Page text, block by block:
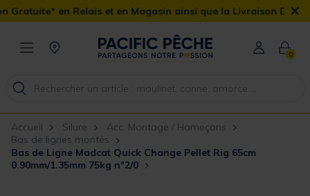
et en Magasin ainsi que la Livraison Domicile offerte dès
×
0
Accueil Silure
Acc. Montage / Hameçons
Bas de lignes montés
Bas de Ligne Madcat Quick Change Pellet Rig 65cm
0.90mm/1.35mm 75kg n°2/0